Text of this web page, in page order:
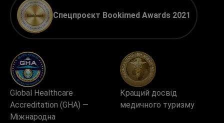
Спецпроєкт Bookimed Awards 2021
Global Healthcare
Accreditation (GHA) —
Міжнародна
Кращий досвід
медичного туризму